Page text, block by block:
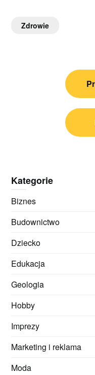
Zdrowie
Nawigacja
Kategorie
Biznes
Budownictwo
Dziecko
Edukacja
Geologia
Hobby
Imprezy
Marketing i reklama
Moda